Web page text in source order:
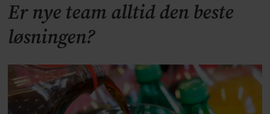
Er nye team alltid den beste
løsningen?